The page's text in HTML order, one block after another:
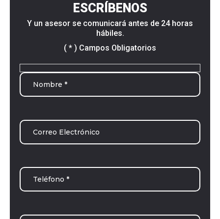
ESCRÍBENOS
Y un asesor se comunicará antes de 24 horas
hábiles.
( * ) Campos Obligatorios